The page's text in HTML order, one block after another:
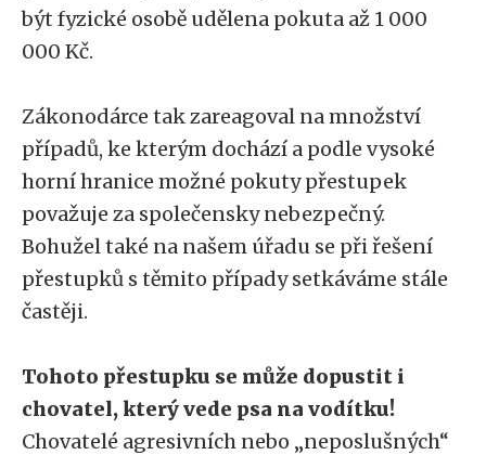
být fyzické osobě udělena pokuta až 1 000
000 Kč.
Zákonodárce tak zareagoval na množství
případů, ke kterým dochází a podle vysoké
horní hranice možné pokuty přestupek
považuje za společensky nebezpečný.
Bohužel také na našem úřadu se při řešení
přestupků s těmito případy setkáváme stále
častěji.
Tohoto přestupku se může dopustit i
chovatel, který vede psa na vodítku!
Chovatelé agresivních nebo „neposlušných“